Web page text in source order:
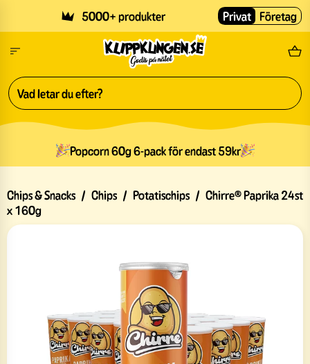
5000+ produkter Fri
Privat Företag
Popcorn 60g 6-pack för endast 59kr
Chips & Snacks / Chips / Potatischips / Chirre® Paprika 24st
x 160g